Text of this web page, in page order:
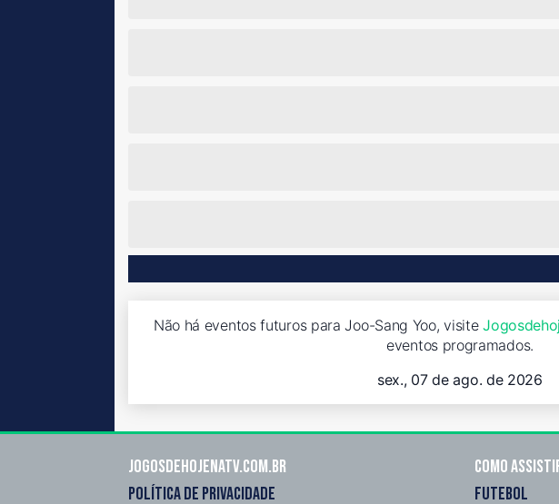
Não há eventos futuros para Joo-Sang Yoo, visite
eventos programados.
sex., 07 de ago. de 2026
Jogosdehojenatv.com.br
POLÍTICA DE PRIVACIDADE
Como
FUTEBOL